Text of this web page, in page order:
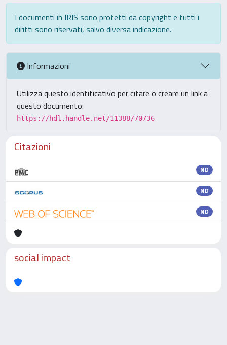
I documenti in IRIS sono protetti da copyright e tutti i
diritti sono riservati, salvo diversa indicazione.
Informazioni
Utilizza questo identificativo per citare o creare un link a
questo documento:
https://hdl.handle.net/11388/70736
Citazioni
ND
ND
ND
social impact